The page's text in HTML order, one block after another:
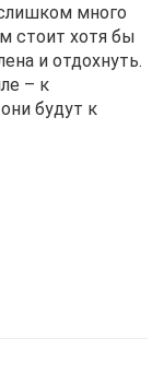
много
стоит хотя бы
и отдохнуть.
– к
будут к